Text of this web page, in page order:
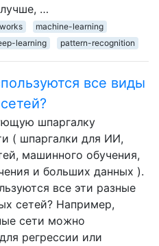
…
machine-learning
learning pattern-recognition
все виды
шпаргалку
( шпаргалки для ИИ,
машинного обучения,
и больших данных ).
все эти разные
сетей? Например,
сети можно
регрессии или